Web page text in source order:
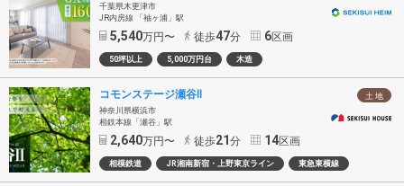
千葉県木更津市
JR内房線 「袖ヶ浦」駅
5,540万円〜 徒歩47分 6区画
50坪以上 5,000万円台 木造
土 地
コモンステージ瀬谷Ⅱ
神奈川県横浜市
相鉄本線「瀬谷」駅
2,640万円〜 徒歩21 分 14区画
相模鉄道 JR湘南新宿・上野東京ライン 東急東横線